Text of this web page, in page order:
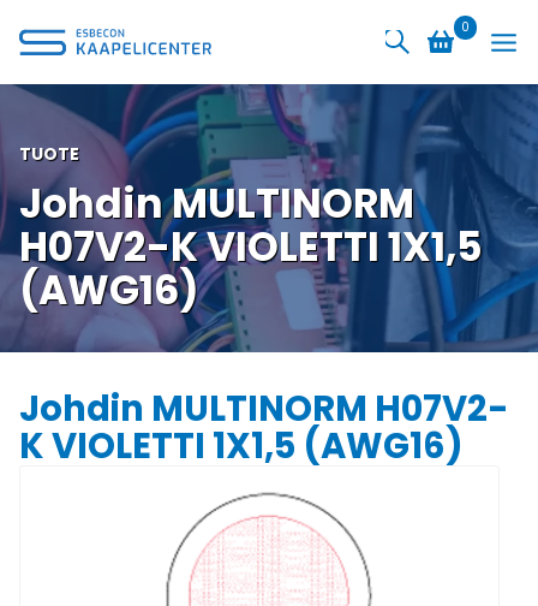
sisältöön
0
TUOTE
Johdin MULTINORM
H07V2-K VIOLETTI 1X1,5
(AWG16)
Johdin MULTINORM H07V2-
K VIOLETTI 1X1,5 (AWG16)